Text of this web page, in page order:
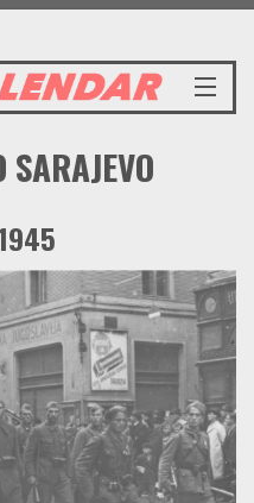
Petak 7.8.2026.
SARAJEVO